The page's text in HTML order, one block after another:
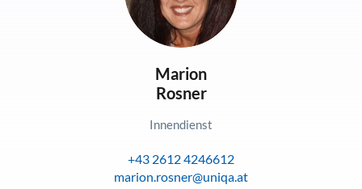
Marion
Rosner
Innendienst
+43 2612 4246612
marion.rosner@uniqa.at